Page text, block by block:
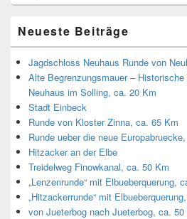
Neueste Beiträge
Jagdschloss Neuhaus Runde von
Alte Begrenzungsmauer –
Neuhaus im Solling, ca. 20 Km
Stadt Einbeck
Runde von Kloster Zinna, ca. 65 Km
Runde ueber die neue
Hitzacker an der Elbe
Treidelweg Finowkanal, ca. 50 Km
„Lenzenrunde“ mit Elbueberquerung,
„Hitzackerrunde“ mit
von Jueterbog nach Jueterbog, ca. 50